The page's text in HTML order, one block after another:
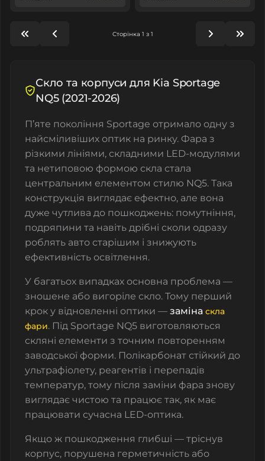
Сторінка 1 з 1
Скло та корпуси для Kia Sportage
NQ5 (2021-2026)
П’яте покоління Sportage отримало одну з
найсміливіших оптик на ринку. Фара з
різкими лініями, складними LED-модулями
та нетиповою формою скла стала
центральним елементом стилю NQ5. Така
конструкція виглядає ефектно, але вона
дуже чутлива до пошкоджень: помутніння,
подряпини та навіть дрібні сколи одразу
роблять авто старішим і знижують
ефективність освітлення.
У багатьох випадках основна проблема —
зношене або вигоріле скло. Тому перший
крок у відновленні оптики — заміна скла
фари. Під Sportage NQ5 виготовляються
скляні елементи з точним повторенням
заводської форми. Полікарбонат стійкий до
ультрафіолету, реагентів і перепадів
температур, тому після заміни фара знову
виглядає чистою та працює так, як має
працювати сучасна LED-оптика.
Якщо ж пошкодження глибші — тріснув
корпус, порушена герметичність або